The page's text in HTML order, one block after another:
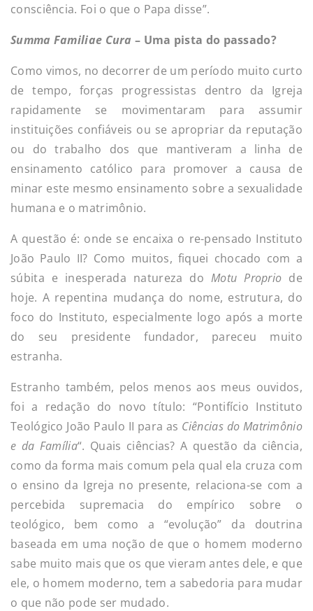
consciência. Foi o que o Papa disse”.
Summa Familiae Cura – Uma pista do passado?
Como vimos, no decorrer de um período muito curto
de tempo, forças progressistas dentro da Igreja
rapidamente se movimentaram para assumir
instituições confiáveis ou se apropriar da reputação
ou do trabalho dos que mantiveram a linha de
ensinamento católico para promover a causa de
minar este mesmo ensinamento sobre a sexualidade
humana e o matrimônio.
A questão é: onde se encaixa o re-pensado Instituto
João Paulo II? Como muitos, fiquei chocado com a
súbita e inesperada natureza doMotu Proprio de
hoje. A repentina mudança do nome, estrutura, do
foco do Instituto, especialmente logo após a morte
do seu presidente fundador, pareceu muito
estranha.
Estranho também, pelos menos aos meus ouvidos,
foi a redação do novo título: “Pontifício Instituto
Teológico João Paulo II para as Ciências do Matrimônio
e da Família“. Quais ciências? A questão da ciência,
como da forma mais comum pela qual ela cruza com
o ensino da Igreja no presente, relaciona-se com a
percebida supremacia do empírico sobre o
teológico, bem como a “evolução” da doutrina
baseada em uma noção de que o homem moderno
sabe muito mais que os que vieram antes dele, e que
ele, o homem moderno, tem a sabedoria para mudar
o que não pode ser mudado.